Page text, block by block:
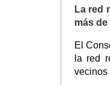
La red
más
El
la red
vecinos